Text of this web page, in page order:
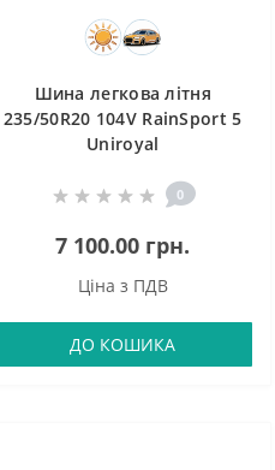
Шина легкова літня
235/50R20 104V RainSport 5
Uniroyal
0
7 100.00 грн.
Ціна з ПДВ
ДО КОШИКА